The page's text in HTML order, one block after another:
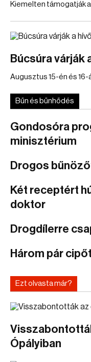
Kiemelten támogatják
Búcsúra várják
Augusztus 15-én és 16-
Bűn és bűnhődés
Gondosóra
minisztérium
Drogos
Két receptért
doktor
Drogdílerre
Három pár
Ezt olvasta már?
Ópályiban